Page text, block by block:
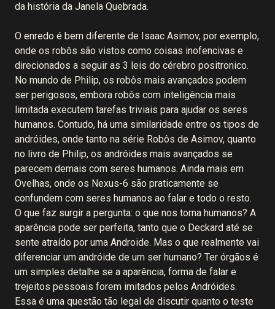
da história da Janela Quebrada.
O enredo é bem diferente de Isaac Asimov, por exemplo,
onde os robôs são vistos como coisas inofencivas e
direcionados a seguir as 3 leis do cérebro positronico.
No mundo de Philip, os robôs mais avançados podem
ser perigosos, embora robôs com inteligência mais
limitada executem tarefas triviais para ajudar os seres
humanos. Contudo, há uma similaridade entre os tipos de
andróides, onde tanto na série Robôs de Asimov, quanto
no livro de Philip, os andróides mais avançados se
parecem demais com seres humanos. Ainda mais em
Ovelhas, onde os Nexus-6 são praticamente se
confundem com seres humanos ao falar e todo o resto.
O que faz surgir a pergunta: o que nos torna humanos? A
aparência pode ser perfeita, tanto que o Deckard até se
sente atraído por uma Androide. Mas o que realmente vai
diferenciar um andróide de um ser humano? Ter órgãos é
um simples detalhe se a aparência, forma de falar e
trejeitos pessoais forem imitados pelos Andróides.
Essa é uma questão tão legal de discutir quanto o teste